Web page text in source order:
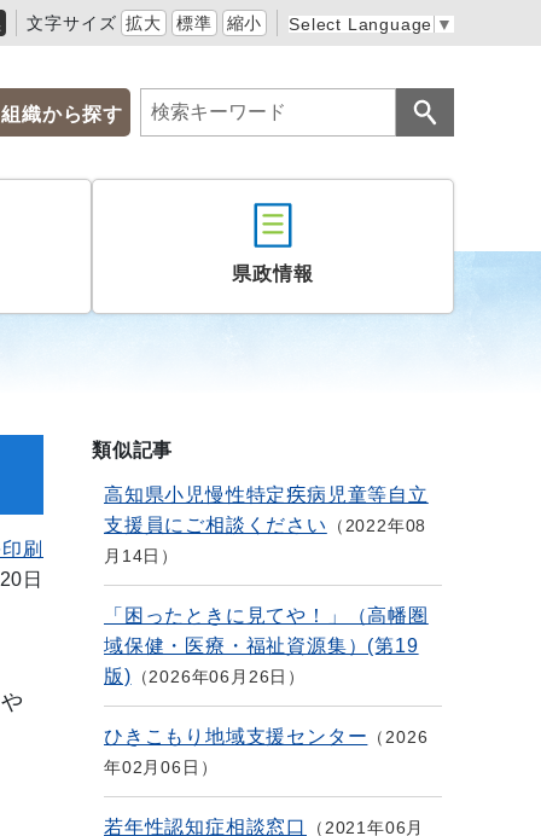
文字サイズ 拡大 標準 縮小 Select Language ▼
組織から探す
県政情報
刷
日
類似記事
高知県小児慢性特定疾病児童等自立
支援員にご相談ください
2022年08
月14日
「困ったときに見てや！」（高幡圏
域保健・医療・福祉資源集）(第19
版)
2026年06月26日
ひきこもり地域支援センター
2026
年02月06日
若年性認知症相談窓口
2021年06月